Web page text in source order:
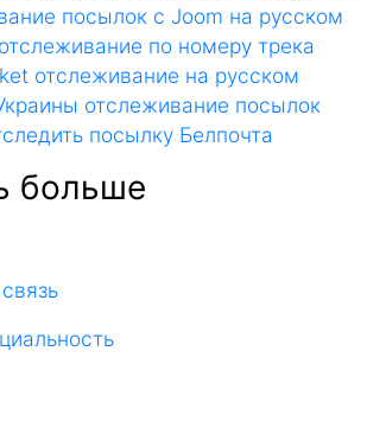
посылок с Joom на русском
по номеру трека
отслеживание на русском
отслеживание посылок
посылку Белпочта
больше